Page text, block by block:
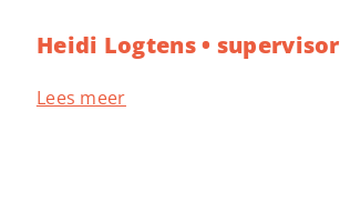
Heidi Logtens • supervisor
Lees meer